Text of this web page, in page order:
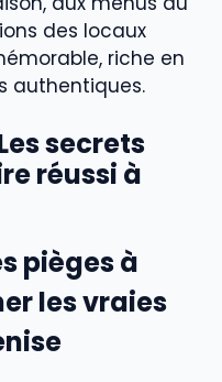
des locaux
riche en
authentiques.
secrets
réussi à
pièges à
les vraies